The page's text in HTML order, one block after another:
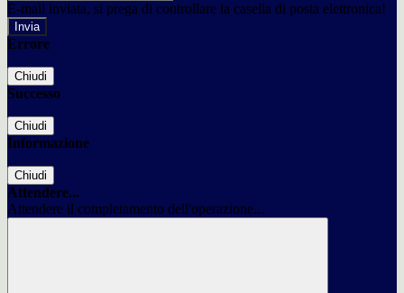
E-mail inviata, si prega di controllare la casella di posta elettronica!
Errore
Chiudi
Successo
Chiudi
Informazione
Chiudi
Attendere...
Attendere il completamento dell'operazione...